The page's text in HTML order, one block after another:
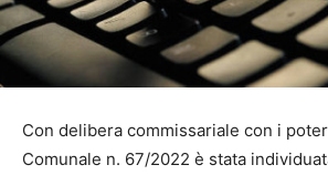
Con delibera commissariale con i
Comunale n. 67/2022 è stata